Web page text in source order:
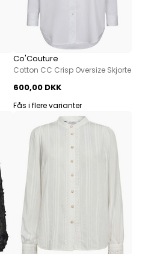
Co'Couture
Cotton CC Crisp Oversize Skjorte
600,00 DKK
Fås i flere varianter